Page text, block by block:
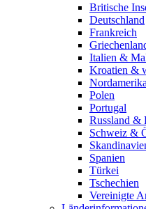
Britische
Deutschland
Frankreich
Italien &
Kroatien &
Nordamerika
Polen
Portugal
Russland &
Schweiz &
Spanien
Türkei
Tschechien
Vereinigte